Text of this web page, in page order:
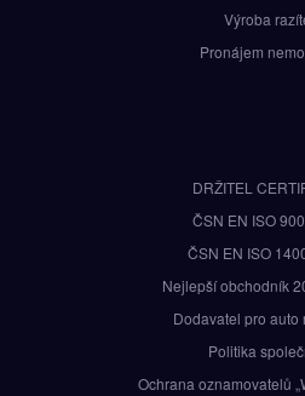
Výroba
Pronájem
DRŽITEL
ČSN EN ISO
ČSN EN ISO
Nejlepší obchodník
Dodavatel pro auto
Politika
Ochrana oznamovatelů